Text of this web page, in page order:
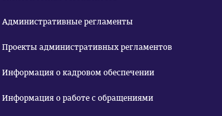
Административные регламенты
Проекты административных регламентов
Информация о кадровом обеспечении
Информация о работе с обращениями